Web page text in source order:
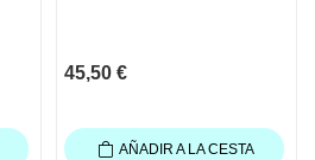
45,50 €
AÑADIR A LA CESTA